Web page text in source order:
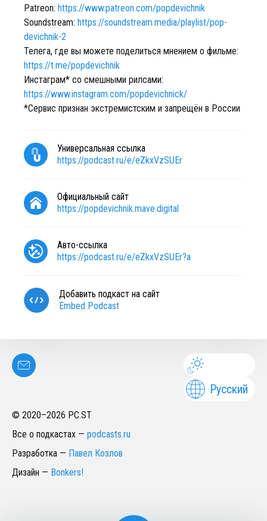
Patreon: https://www.patreon.com/popdevichnik
Soundstream: https://soundstream.media/playlist/pop-
devichnik-2
Телега, где вы можете поделиться мнением о фильме:
https://t.me/popdevichnik
Инстаграм* со смешными рилсами:
https://www.instagram.com/popdevichnick/
*Сервис признан экстремистским и запрещён в России
Универсальная ссылка
https://podcast.ru/e/eZkxVzSUEr
Официальный сайт
https://popdevichnik.mave.digital
Авто-ссылка
https://podcast.ru/e/eZkxVzSUEr?a
Добавить подкаст на сайт
Embed Podcast
Русский
© 2020–2026 PC.ST
Все о подкастах — podcasts.ru
Разработка — Павел Козлов
Дизайн — Bonkers!